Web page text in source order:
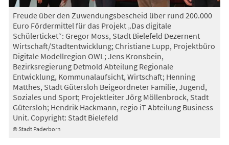
© Stadt Paderborn
Freude über den Zuwendungsbescheid über rund 200.000
Euro Fördermittel für das Projekt „Das digitale
Schülerticket“: Gregor Moss, Stadt Bielefeld Dezernent
Wirtschaft/Stadtentwicklung; Christiane Lupp, Projektbüro
Digitale Modellregion OWL; Jens Kronsbein,
Bezirksregierung Detmold Abteilung Regionale
Entwicklung, Kommunalaufsicht, Wirtschaft; Henning
Matthes, Stadt Gütersloh Beigeordneter Familie, Jugend,
Soziales und Sport; Projektleiter Jörg Möllenbrock, Stadt
Gütersloh; Hendrik Hackmann, regio iT Abteilung Business
Unit. Copyright: Stadt Bielefeld